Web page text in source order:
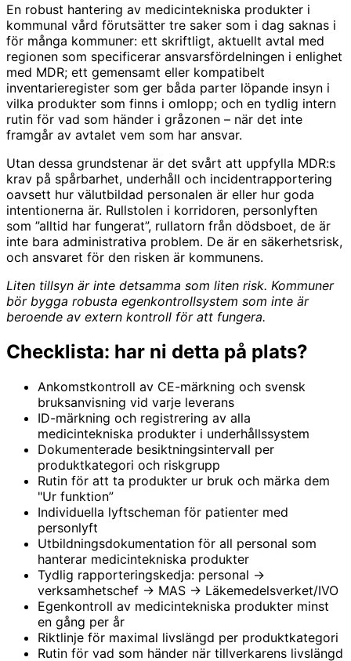
En robust hantering av medicintekniska produkter i
kommunal vård förutsätter tre saker som i dag saknas i
för många kommuner: ett skriftligt, aktuellt avtal med
regionen som specificerar ansvarsfördelningen i enlighet
med MDR; ett gemensamt eller kompatibelt
inventarieregister som ger båda parter löpande insyn i
vilka produkter som finns i omlopp; och en tydlig intern
rutin för vad som händer i gråzonen – när det inte
framgår av avtalet vem som har ansvar.
Utan dessa grundstenar är det svårt att uppfylla MDR:s
krav på spårbarhet, underhåll och incidentrapportering
oavsett hur välutbildad personalen är eller hur goda
intentionerna är. Rullstolen i korridoren, personlyften
som ”alltid har fungerat”, rullatorn från dödsboet, de är
inte bara administrativa problem. De är en säkerhetsrisk,
och ansvaret för den risken är kommunens.
Liten tillsyn är inte detsamma som liten risk. Kommuner
bör bygga robusta egenkontrollsystem som inte är
beroende av extern kontroll för att fungera.
Checklista: har ni detta på plats?
Ankomstkontroll av CE-märkning och svensk
bruksanvisning vid varje leverans
ID-märkning och registrering av alla
medicintekniska produkter i underhållssystem
Dokumenterade besiktningsintervall per
produktkategori och riskgrupp
Rutin för att ta produkter ur bruk och märka dem
"Ur funktion”
Individuella lyftscheman för patienter med
personlyft
Utbildningsdokumentation för all personal som
hanterar medicintekniska produkter
Tydlig rapporteringskedja: personal →
verksamhetschef → MAS → Läkemedelsverket/IVO
Egenkontroll av medicintekniska produkter minst
en gång per år
Riktlinje för maximal livslängd per produktkategori
Rutin för vad som händer när tillverkarens livslängd